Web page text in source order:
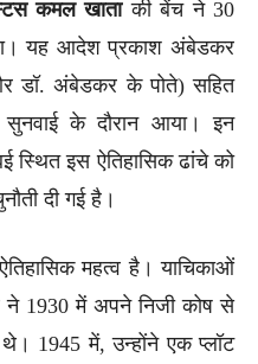
कमल खाताकी बेंच ने 30
यह आदेश प्रकाश अंबेडकर
डॉ. अंबेडकर के पोते) सहित
सुनवाई के दौरान आया। इन
स्थित इस ऐतिहासिक ढांचे को
दी गई है।
महत्व है। याचिकाओं
1930 में अपने निजी कोष से
1945 में, उन्होंने एक प्लॉट